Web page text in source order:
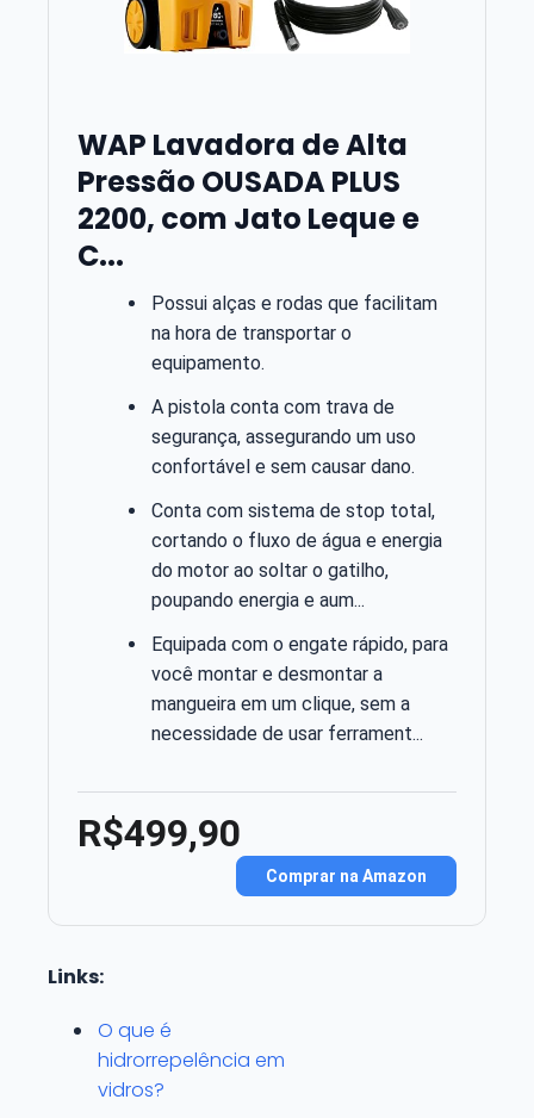
WAP Lavadora de Alta
Pressão OUSADA PLUS
2200, com Jato Leque e
C...
Possui alças e rodas que facilitam
na hora de transportar o
equipamento.
A pistola conta com trava de
segurança, assegurando um uso
confortável e sem causar dano.
Conta com sistema de stop total,
cortando o fluxo de água e energia
do motor ao soltar o gatilho,
poupando energia e aum...
Equipada com o engate rápido, para
você montar e desmontar a
mangueira em um clique, sem a
necessidade de usar ferrament...
R$499,90
Comprar na Amazon
Links:
O que é
hidrorrepelência em
vidros?